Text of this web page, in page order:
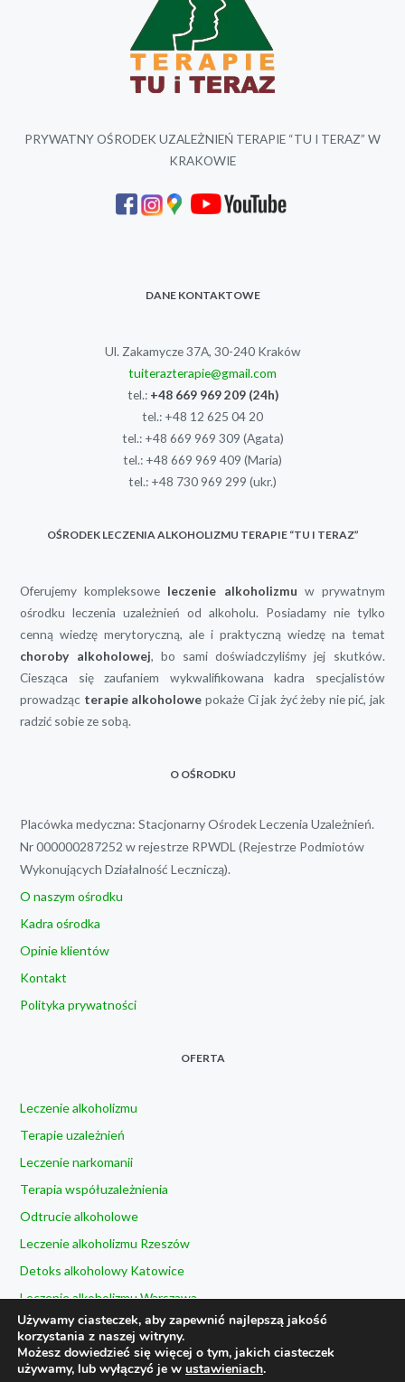
PRYWATNY OŚRODEK UZALEŻNIEŃ TERAPIE “TU I TERAZ” W
KRAKOWIE
DANE KONTAKTOWE
Ul. Zakamycze 37A, 30-240 Kraków
tuiterazterapie@gmail.com
tel.: +48 669 969 209(24h)
tel.: +48 12 625 04 20
tel.: +48 669 969 309 (Agata)
tel.: +48 669 969 409 (Maria)
tel.: +48 730 969 299 (ukr.)
OŚRODEK LECZENIA ALKOHOLIZMU TERAPIE “TU I TERAZ”
Oferujemy kompleksowe leczenie alkoholizmu w prywatnym
ośrodku leczenia uzależnień od alkoholu. Posiadamy nie tylko
cenną wiedzę merytoryczną, ale i praktyczną wiedzę na temat
choroby alkoholowej, bo sami doświadczyliśmy jej skutków.
Ciesząca się zaufaniem wykwalifikowana kadra specjalistów
prowadząc terapie alkoholowe pokaże Ci jak żyć żeby nie pić, jak
radzić sobie ze sobą.
O OŚRODKU
Placówka medyczna: Stacjonarny Ośrodek Leczenia Uzależnień.
Nr 000000287252 w rejestrze RPWDL (Rejestrze Podmiotów
Wykonujących Działalność Leczniczą).
O naszym ośrodku
Kadra ośrodka
Opinie klientów
Kontakt
Polityka prywatności
OFERTA
Leczenie alkoholizmu
Terapie uzależnień
Leczenie narkomanii
Terapia współuzależnienia
Odtrucie alkoholowe
Leczenie alkoholizmu Rzeszów
Detoks alkoholowy Katowice
Leczenie alkoholizmu Warszawa
Leczenie alkoholizmu Kielce
Używamy ciasteczek, aby zapewnić najlepszą jakość
korzystania z naszej witryny.
Możesz dowiedzieć się więcej o tym, jakich ciasteczek
używamy, lub wyłączyć je w ustawieniach.